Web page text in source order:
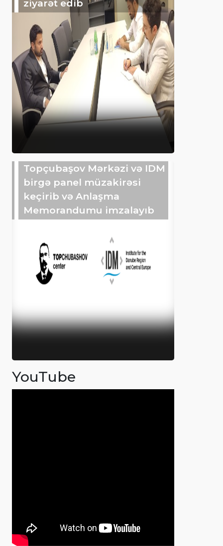
ziyarət edib
Topçubaşov Mərkəzi və IDM
birgə panel müzakirəsi
keçirib və Anlaşma
Memorandumu imzalayıb
YouTube